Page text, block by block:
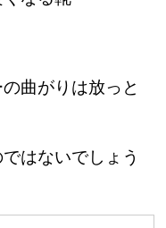
曲がりは放っと
はないでしょう